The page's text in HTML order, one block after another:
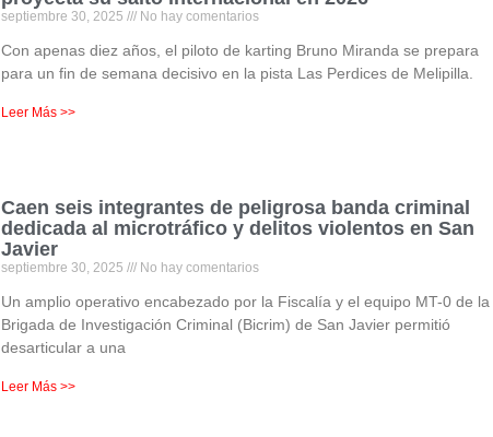
septiembre 30, 2025 No hay comentarios
Con apenas diez años, el piloto de karting Bruno Miranda se prepara
para un fin de semana decisivo en la pista Las Perdices de Melipilla.
Leer Más >>
Caen seis integrantes de peligrosa banda criminal
dedicada al microtráfico y delitos violentos en San
Javier
septiembre 30, 2025 No hay comentarios
Un amplio operativo encabezado por la Fiscalía y el equipo MT-0 de la
Brigada de Investigación Criminal (Bicrim) de San Javier permitió
desarticular a una
Leer Más >>